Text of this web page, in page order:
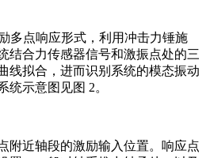
多点响应形式，利用冲击力锤施
结合力传感器信号和激振点处的三
线拟合，进而识别系统的模态振动
统示意图见图 2。
附近轴段的激励输入位置。响应点